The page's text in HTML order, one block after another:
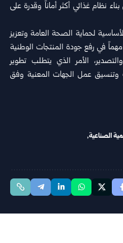
نظام غذائي أكثر أماناً وقدرة على
لحماية الصحة العامة وتعزيز
في رفع جودة ‏المنتجات الوطنية
الأمر الذي يتطلب تطوير
‏وتنسيق عمل الجهات المعنية وفق
الصناعية